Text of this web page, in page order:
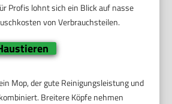
Profis lohnt sich ein Blick auf nasse
von Verbrauchsteilen.
Mop, der gute Reinigungsleistung und
Breitere Köpfe nehmen